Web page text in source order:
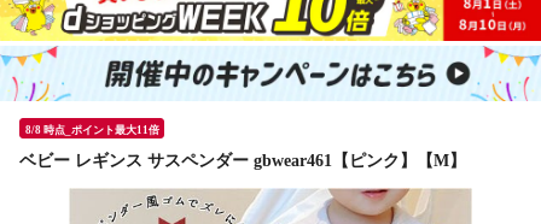
8/8 時点_ポイント最大11倍
ベビー レギンス サスペンダー gbwear461【ピンク】【M】